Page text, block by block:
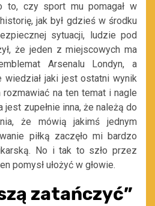
to, czy sport mu pomagał w
jak był gdzieś w środku
sytuacji, ludzie pod
że jeden z miejscowych ma
Arsenalu Londyn, a
jaki jest ostatni wynik
rozmawiać na ten temat i nagle
jest zupełnie inna, że należą do
że mówią jakimś jednym
piłką zaczęło mi bardzo
No i tak to szło przez
pomysł ułożyć w głowie.
zatańczyć”